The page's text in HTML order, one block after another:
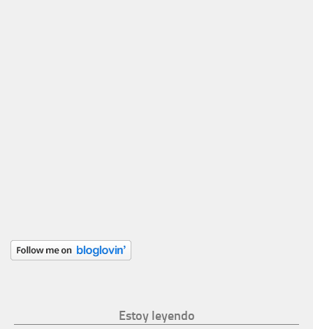
Estoy leyendo